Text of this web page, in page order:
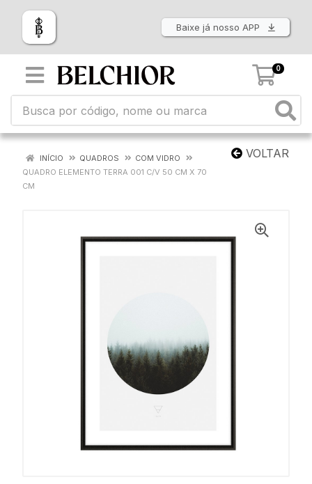
Baixe já nosso APP
0
VOLTAR
INÍCIO QUADROS
COM VIDRO
QUADRO ELEMENTO TERRA 001 C/V 50 CM X 70
CM